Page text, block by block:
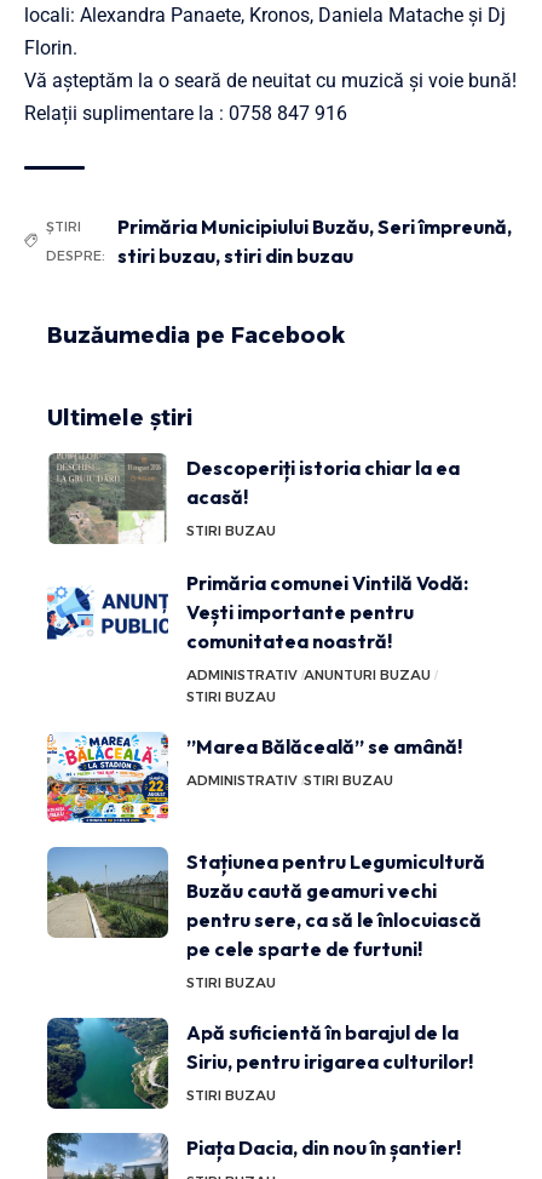
locali: Alexandra Panaete, Kronos, Daniela Matache și Dj
Florin.
Vă așteptăm la o seară de neuitat cu muzică și voie bună!
Relații suplimentare la : 0758 847 916
ȘTIRI
DESPRE:
Primăria Municipiului Buzău,Seri împreună,
stiri buzau,stiri din buzau
Buzăumedia pe Facebook
Ultimele știri
Descoperiți istoria chiar la ea
acasă!
STIRI BUZAU
Primăria comunei Vintilă Vodă:
Vești importante pentru
comunitatea noastră!
ADMINISTRATIV ANUNTURI BUZAU
STIRI BUZAU
”Marea Bălăceală” se amână!
ADMINISTRATIV STIRI BUZAU
Stațiunea pentru Legumicultură
Buzău caută geamuri vechi
pentru sere, ca să le înlocuiască
pe cele sparte de furtuni!
STIRI BUZAU
Apă suficientă în barajul de la
Siriu, pentru irigarea culturilor!
STIRI BUZAU
Piața Dacia, din nou în șantier!